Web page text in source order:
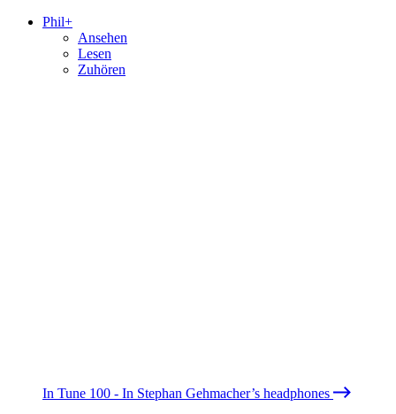
Phil+
Ansehen
Lesen
Zuhören
In Tune 100 - In Stephan Gehmacher’s headphones